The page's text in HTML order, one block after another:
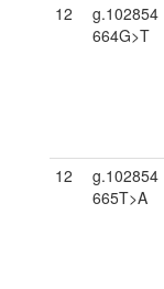
12
g.102854
664G>T
12
g.102854
665T>A